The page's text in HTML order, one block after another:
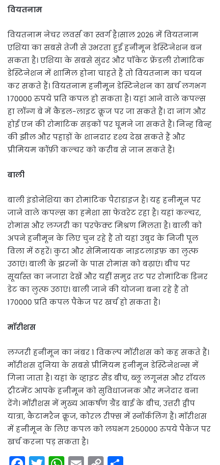
वियतनाम
वियतनाम नेचर लवर्स का स्वर्ग है।साल 2026 में वियतनाम
एशिया का सबसे तेजी से उभरता हुई हनीमून डेस्टिनेशन बन
सकता है। एशिया के सबसे सुंदर और पाॅकेट फ्रेंडली रोमांटिक
डेस्टिनेशन में शामिल होना चाहते हैं तो वियतनाम का चयन
कर सकते हैं। वियतनाम हनीमून डेस्टिनेशन का खर्च लगभग
170000 रुपये प्रति कपल हो सकता है। यहां आने वाले कपल्स
हा लॉन्ग बे में कैंडल-लाइट क्रूज पर जा सकते हैं। दा नांग और
होई एन की रोमांटिक सड़कों पर घूमने जा सकते हैं। निन्ह बिन्ह
की झील और पहाड़ों के शानदार दृश्य देख सकते हैं और
प्रीमियम कॉफ़ी कल्चर को करीब से जान सकते हैं।
बाली
बाली इंडोनेशिया का रोमांटिक पैराडाइज है। यह हनीमून पर
जाने वाले कपल्स का हमेशा सा फेवरेट रहा है। यहां कल्चर,
रोमांस और लग्जरी का परफेक्ट मिश्रण मिलता है। बाली को
अपने हनीमून के लिए चुन रहे हैं तो यहां उबुद के निजी पूल
विला में ठहरें। कुटा और सेमिनायक नाइटलाइफ़ का लुत्फ
उठाएं। बाली के झरनों के पास रोमांस को बढ़ाएं। बीच पर
सूर्यास्त का नजारा देखें और यहीं समुद्र तट पर रोमांटिक डिनर
डेट का लुत्फ उठाएं। बाली जाने की योजना बना रहे हैं तो
170000 प्रति कपल पैकेज पर खर्च हो सकता है।
मॉरीशस
लग्जरी हनीमून का नंबर 1 विकल्प मॉरीशस को कह सकते हैं।
मॉरीशस दुनिया के सबसे प्रीमियम हनीमून डेस्टिनेशन्स में
गिना जाता है। यहां के व्हाइट सैंड बीच, ब्लू लगूनंस और राॅयल
ट्रीटमेंट आपके हनीमून को सुविधाजनक और मजेदार बना
देंगे। मॉरीशस में मुख्य आकर्षण ग्रैंड बाई के बीच, उत्तरी द्वीप
यात्रा, कैटामरैन क्रूज, कोरल रीफ्स में स्नॉर्कलिंग हैं। माॅरीशस
में हनीमून के लिए कपल को लघभग 250000 रुपये पैकेज पर
खर्च करना पड़ सकता है।